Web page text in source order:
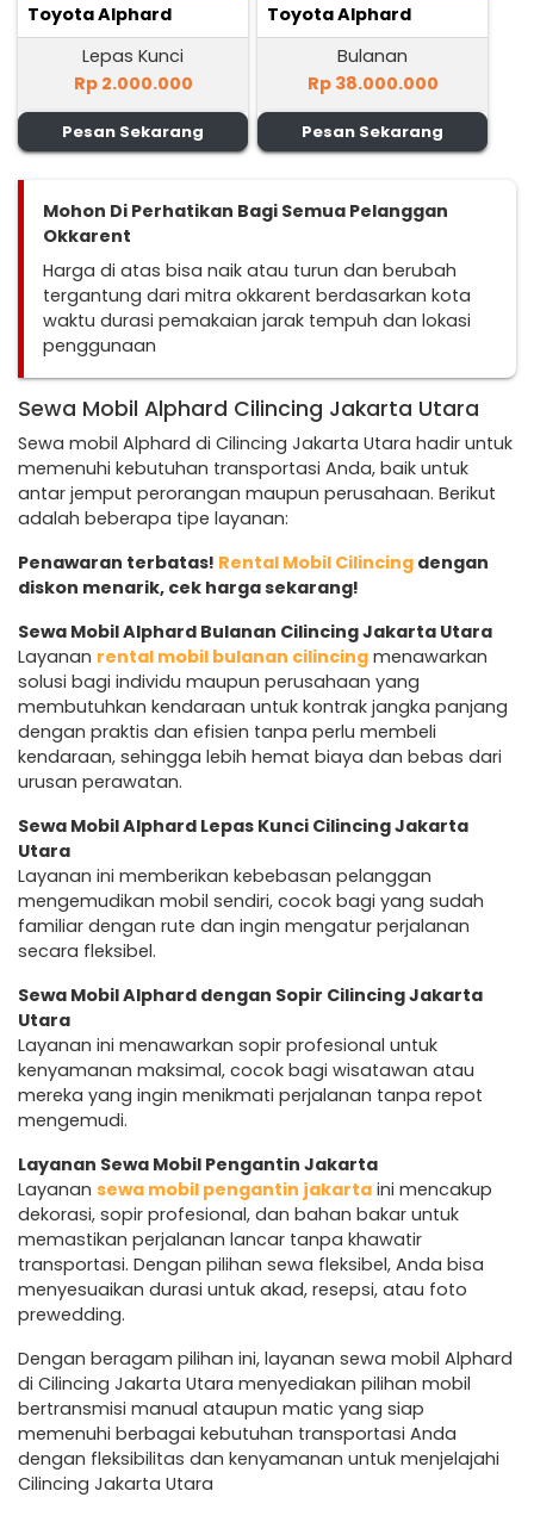
Toyota Alphard
Lepas Kunci
Rp 2.000.000
Pesan Sekarang
Toyota Alphard
Bulanan
Rp 38.000.000
Pesan Sekarang
Mohon Di Perhatikan Bagi Semua Pelanggan
Okkarent
Harga di atas bisa naik atau turun dan berubah
tergantung dari mitra okkarent berdasarkan kota
waktu durasi pemakaian jarak tempuh dan lokasi
penggunaan
Sewa Mobil Alphard Cilincing Jakarta Utara
Sewa mobil Alphard di Cilincing Jakarta Utara hadir untuk
memenuhi kebutuhan transportasi Anda, baik untuk
antar jemput perorangan maupun perusahaan. Berikut
adalah beberapa tipe layanan:
Penawaran terbatas! Rental Mobil Cilincing dengan
diskon menarik, cek harga sekarang!
Sewa Mobil Alphard Bulanan Cilincing Jakarta Utara
Layanan rental mobil bulanan cilincing menawarkan
solusi bagi individu maupun perusahaan yang
membutuhkan kendaraan untuk kontrak jangka panjang
dengan praktis dan efisien tanpa perlu membeli
kendaraan, sehingga lebih hemat biaya dan bebas dari
urusan perawatan.
Sewa Mobil Alphard Lepas Kunci Cilincing Jakarta
Utara
Layanan ini memberikan kebebasan pelanggan
mengemudikan mobil sendiri, cocok bagi yang sudah
familiar dengan rute dan ingin mengatur perjalanan
secara fleksibel.
Sewa Mobil Alphard dengan Sopir Cilincing Jakarta
Utara
Layanan ini menawarkan sopir profesional untuk
kenyamanan maksimal, cocok bagi wisatawan atau
mereka yang ingin menikmati perjalanan tanpa repot
mengemudi.
Layanan Sewa Mobil Pengantin Jakarta
Layanan sewa mobil pengantin jakarta ini mencakup
dekorasi, sopir profesional, dan bahan bakar untuk
memastikan perjalanan lancar tanpa khawatir
transportasi. Dengan pilihan sewa fleksibel, Anda bisa
menyesuaikan durasi untuk akad, resepsi, atau foto
prewedding.
Dengan beragam pilihan ini, layanan sewa mobil Alphard
di Cilincing Jakarta Utara menyediakan pilihan mobil
bertransmisi manual ataupun matic yang siap
memenuhi berbagai kebutuhan transportasi Anda
dengan fleksibilitas dan kenyamanan untuk menjelajahi
Cilincing Jakarta Utara